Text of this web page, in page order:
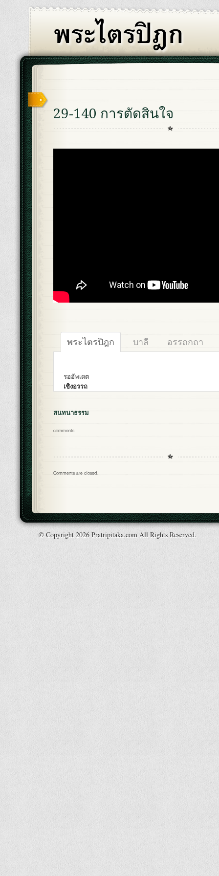
29-140 การตัดสินใจ
พระไตรปิฎก บาลี อรรถกถา
รออัพเดต
เชิงอรรถ
สนทนาธรรม
comments
Comments are closed.
© Copyright 2026 Pratripitaka.com All Rights Reserved.